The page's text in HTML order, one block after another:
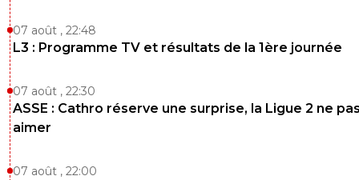
07 août , 22:48
L3 : Programme TV et résultats de la 1ère journée
07 août , 22:30
ASSE : Cathro réserve une surprise, la Ligue 2 ne
aimer
07 août , 22:00